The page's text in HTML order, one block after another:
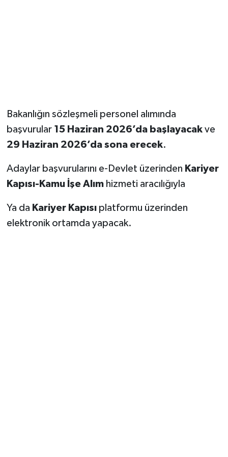
Bakanlığın sözleşmeli personel alımında
başvurular 15 Haziran 2026’da başlayacakve
29 Haziran 2026’da sona erecek.
Adaylar başvurularını e-Devlet üzerinden Kariyer
Kapısı-Kamu İşe Alımhizmeti aracılığıyla
Ya da Kariyer Kapısıplatformu üzerinden
elektronik ortamda yapacak.